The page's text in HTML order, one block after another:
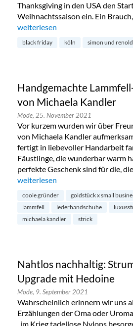
Thanksgiving in den USA den
Weihnachtssaison ein. Ein
„Black Friday bei Simon & Renoldi
weiterlesen
black friday köln simon und
Handgemachte
von Michaela Kandler
Mode, 25. November 2021
Vor kurzem wurden wir über
von Michaela Kandler
fertigt in liebevoller Handarbeit
Fäustlinge, die wunderbar warm
perfekte Geschenk sind für die,
„Handgemachte Lammfell-
weiterlesen
coole gründer goldstück x small
lammfell
lederhandschuhe
michaela kandler
strick
Nahtlos nachhaltig:
Upgrade mit Hedoine
Mode, 9. September 2021
Wahrscheinlich erinnern wir uns
Erzählungen der Oma oder
„im Krieg tadellose Nylons